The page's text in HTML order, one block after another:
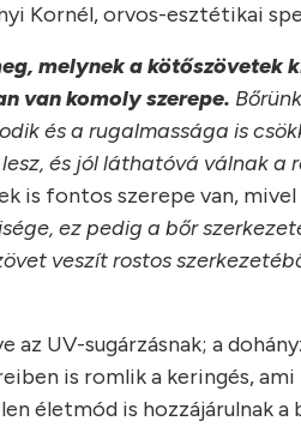
Kornél, orvos-esztétikai
melynek a kötőszövetek
van komoly szerepe.
és a rugalmassága is
és jól láthatóvá válnak a
is fontos szerepe van,
ez pedig a bőr
veszít rostos
az UV-sugárzásnak; a
is romlik a keringés,
életmód is hozzájárulnak a